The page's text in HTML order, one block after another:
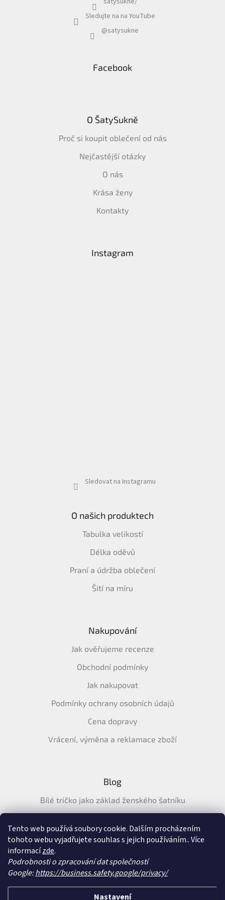
Tento web používá soubory cookie. Dalším procházením
tohoto webu vyjadřujete souhlas s jejich používáním.. Více
informacízde.
Podrobnosti o zpracování dat společností
Google:https://business.safety.google/privacy/
Nastavení
Sledujte na na YouTube
@satysukne
Facebook
O ŠatySukně
Proč si koupit oblečení od nás
Nejčastější otázky
O nás
Krása ženy
Kontakty
Instagram
Sledovat na Instagramu
O našich produktech
Tabulka velikostí
Délka oděvů
Praní a údržba oblečení
Šití na míru
Nakupování
Jak ověřujeme recenze
Obchodní podmínky
Jak nakupovat
Podmínky ochrany osobních údajů
Cena dopravy
Vrácení, výměna a reklamace zboží
Blog
Bílé tričko jako základ ženského šatníku
tričko na léto
Průvodce letními šaty: pohodlné, vzdušné a ženské šaty na
Vytvořil Shoptet &